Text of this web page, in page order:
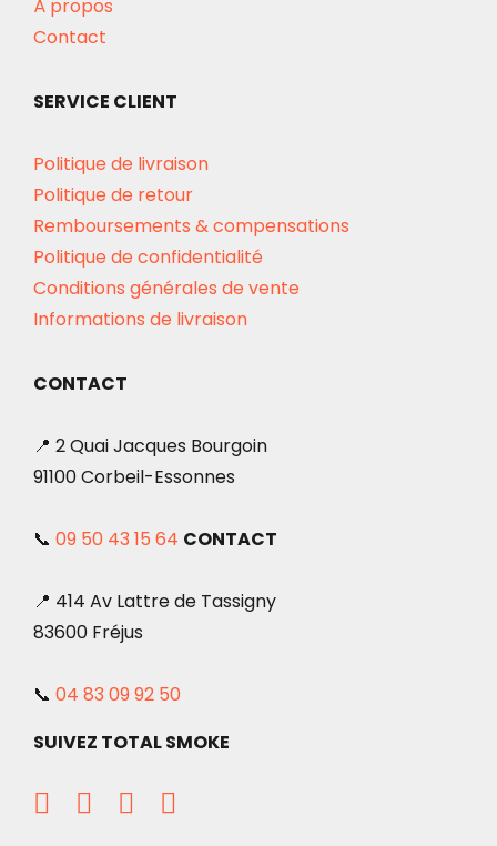
À propos
Contact
SERVICE CLIENT
Politique de livraison
Politique de retour
Remboursements & compensations
Politique de confidentialité
Conditions générales de vente
Informations de livraison
CONTACT
📍 2 Quai Jacques Bourgoin
91100 Corbeil-Essonnes
📞 09 50 43 15 64 CONTACT
📍 414 Av Lattre de Tassigny
83600 Fréjus
📞 04 83 09 92 50
SUIVEZ TOTAL SMOKE